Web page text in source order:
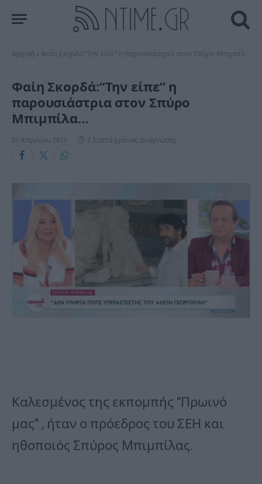
Αρχική Φαίη Σκορδά:”Την είπε” η παρουσιάστρια στον Σπύρο Μπιμπίλα…
Φαίη Σκορδά:”Την είπε” η
παρουσιάστρια στον Σπύρο
Μπιμπίλα…
27 Απριλίου 2023 2 λεπτά χρόνος ανάγνωσης
Καλεσμένος της εκπομπής “Πρωινό
μας” , ήταν ο πρόεδρος του ΣΕΗ και
ηθοποιός Σπύρος Μπιμπίλας.